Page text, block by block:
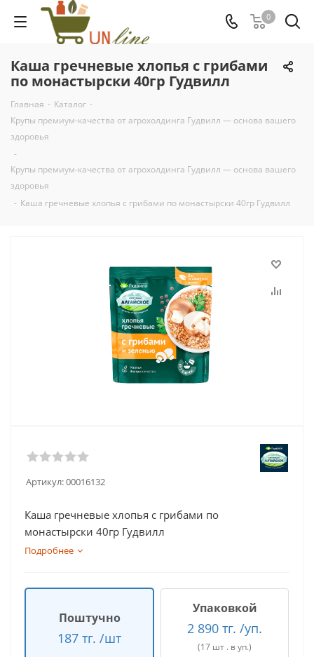
0
Каша гречневые хлопья с грибами
по монастырски 40гр Гудвилл
Главная - Каталог -
Крупы премиум-качества от агрохолдинга Гудвилл — основа вашего
здоровья
-
Крупы премиум-качества от агрохолдинга Гудвилл — основа вашего
здоровья
- Каша гречневые хлопья с грибами по монастырски 40гр Гудвилл
Артикул:00016132
Каша гречневые хлопья с грибами по
монастырски 40гр Гудвилл
Подробнее
Поштучно
187 тг. /шт
Упаковкой
2 890 тг. /уп.
(17 шт . в уп.)